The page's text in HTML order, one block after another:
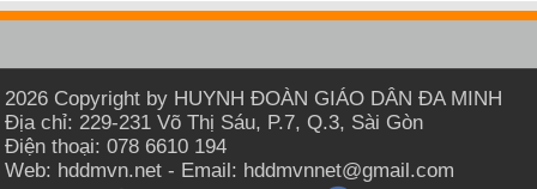
2026 Copyright by HUYNH ĐOÀN GIÁO DÂN ĐA MINH
Địa chỉ: 229-231 Võ Thị Sáu, P.7, Q.3, Sài Gòn
Điện thoại: 078 6610 194
Web: hddmvn.net - Email: hddmvnnet@gmail.com